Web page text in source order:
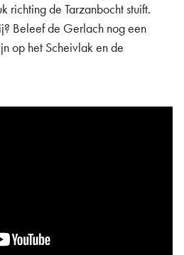
richting de Tarzanbocht stuift.
Beleef de Gerlach nog een
op het Scheivlak en de